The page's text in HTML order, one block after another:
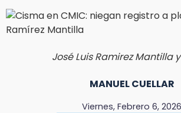
José Luis Ramirez Mantilla
MANUEL CUELLAR
Viernes, Febrero 6, 2026